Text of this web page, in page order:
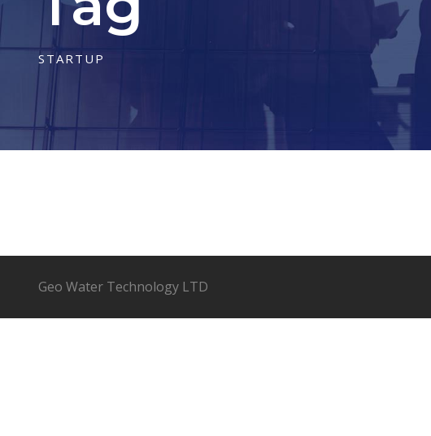
STARTUP
Geo Water Technology LTD